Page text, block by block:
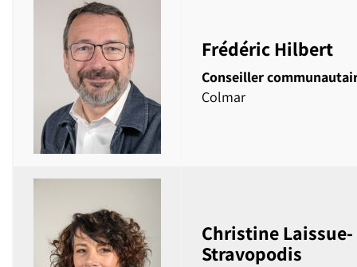
Frédéric Hilbert
Conseiller
Colmar
Christine Laissue-
Stravopodis